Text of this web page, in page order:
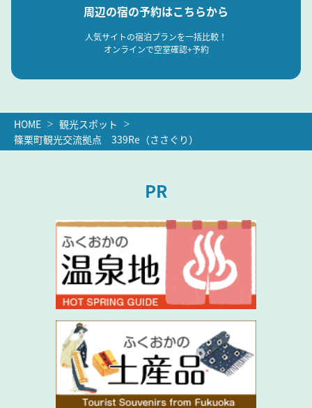
周辺の宿の予約はこちらから
人気サイトの宿泊プランを一括比較！
オンラインで空室確認+予約
HOME
観光スポット
篠栗町観光交流拠点 339Re（ささぐり）
PR